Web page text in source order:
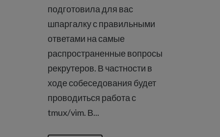
подготовила для вас
шпаргалку с правильными
ответами на самые
распространенные вопросы
рекрутеров. В частности в
ходе собеседования будет
проводиться работа с
tmux/vim. В...